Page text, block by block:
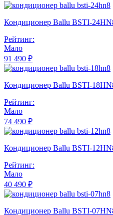
Кондиционер Ballu BSTI-
Рейтинг:
Мало
91 490 ₽
Кондиционер Ballu BSTI-
Рейтинг:
Мало
74 490 ₽
Кондиционер Ballu BSTI-
Рейтинг:
Мало
40 490 ₽
Кондиционер Ballu BSTI-